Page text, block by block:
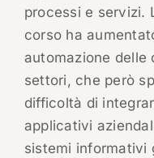
processi e servizi.
corso ha
automazione delle
settori, che però
difficoltà di
applicativi
sistemi informativi